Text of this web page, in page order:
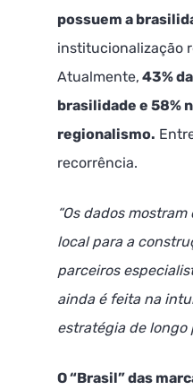
possuem a
institucionalização
Atualmente, 43%
brasilidade e 58%
regionalismo.
recorrência.
“Os dados
local para a
parceiros
ainda é feita na
estratégia de longo
O “Brasil” das